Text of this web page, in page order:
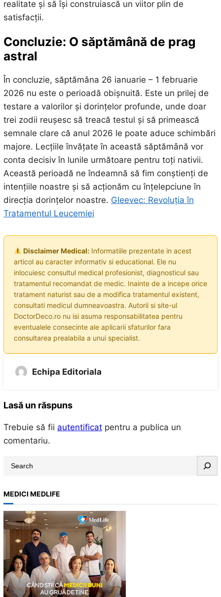
realitate și să își construiască un viitor plin de
satisfacții.
Concluzie: O săptămână de prag
astral
În concluzie, săptămâna 26 ianuarie – 1 februarie
2026 nu este o perioadă obișnuită. Este un prilej de
testare a valorilor și dorințelor profunde, unde doar
trei zodii reușesc să treacă testul și să primească
semnale clare că anul 2026 le poate aduce schimbări
majore. Lecțiile învățate în această săptămână vor
conta decisiv în lunile următoare pentru toți nativii.
Această perioadă ne îndeamnă să fim conștienți de
intențiile noastre și să acționăm cu înțelepciune în
direcția dorințelor noastre. Gleevec: Revoluția în
Tratamentul Leucemiei
Disclaimer Medical:Informatiile prezentate in acest
articol au caracter informativ si educational. Ele nu
inlocuiesc consultul medical profesionist, diagnosticul sau
tratamentul recomandat de medic. Inainte de a incepe orice
tratament naturist sau de a modifica tratamentul existent,
consultati medicul dumneavoastra. Autorii si site-ul
DoctorDeco.ro nu isi asuma responsabilitatea pentru
eventualele consecinte ale aplicarii sfaturilor fara
consultarea prealabila a unui specialist.
Echipa Editoriala
Lasă un răspuns
Trebuie să fii autentificatpentru a publica un
comentariu.
r
c
h
MEDICI MEDLIFE